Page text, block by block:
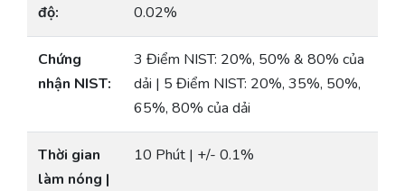
độ:
0.02%
Chứng
nhận NIST:
3 Điểm NIST: 20%, 50% & 80% của
dải | 5 Điểm NIST: 20%, 35%, 50%,
65%, 80% của dải
Thời gian
làm nóng |
10 Phút | +/- 0.1%